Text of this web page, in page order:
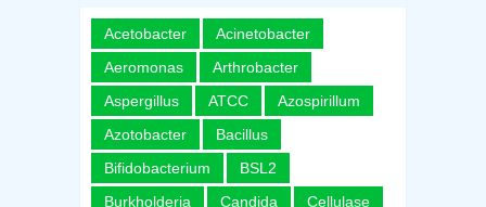
Acetobacter
Acinetobacter
Aeromonas
Arthrobacter
Aspergillus
ATCC
Azospirillum
Azotobacter
Bacillus
Bifidobacterium
BSL2
Burkholderia
Candida
Cellulase